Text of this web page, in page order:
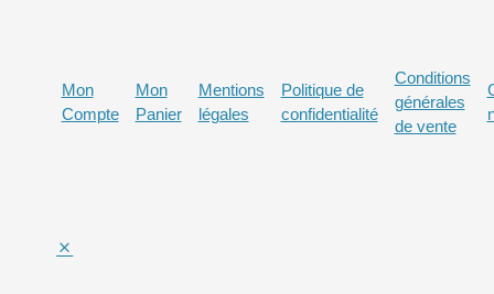
Mon
Compte
Mon
Panier
Mentions
légales
Politique de
confidentialité
Conditions
générales
de vente